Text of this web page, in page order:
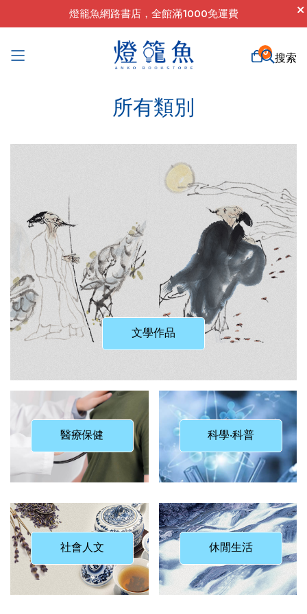
燈籠魚網路書店，全館滿1000免運費
搜索
0
內
所有類別
文學作品
醫療保健 科學‧科普
社會人文 休閒生活